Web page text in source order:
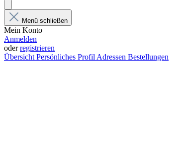
Menü schließen
Mein Konto
Anmelden
oderregistrieren
Übersicht Persönliches Profil Adressen Bestellungen